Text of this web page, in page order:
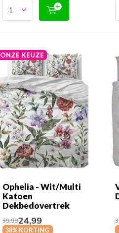
Ophelia - Wit/Multi
Katoen
Dekbedovertrek
ONZE KEUZE
39,9924,99
38% KORTING